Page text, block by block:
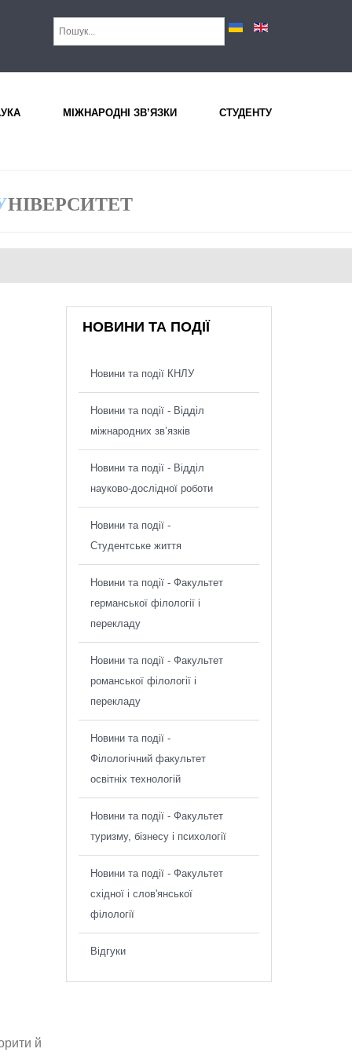
МІЖНАРОДНІ ЗВ’ЯЗКИ СТУДЕНТУ
НІВЕРСИТЕТ
й
НОВИНИ ТА ПОДІЇ
Новини та події КНЛУ
Новини та події - Відділ
міжнародних зв’язків
Новини та події - Відділ
науково-дослідної роботи
Новини та події -
Студентське життя
Новини та події - Факультет
германської філології і
перекладу
Новини та події - Факультет
романської філології і
перекладу
Новини та події -
Філологічний факультет
освітніх технологій
Новини та події - Факультет
туризму, бізнесу і психології
Новини та події - Факультет
східної і слов'янської
філології
Відгуки